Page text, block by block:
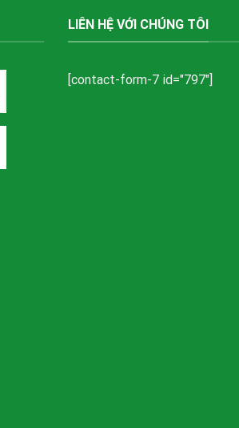
LIÊN HỆ VỚI CHÚNG TÔI
[contact-form-7 id="797"]